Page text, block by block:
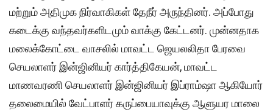
மற்றும் அதிமுக நிர்வாகிகள் தேநீர் அருந்தினர். அப்போது
கடைக்கு வந்தவர்களிடமும் வாக்கு கேட்டனர். முன்னதாக
மலைக்கோட்டை வாசலில் மாவட்ட ஜெயலலிதா பேரவை
செயலாளர் இன்ஜினியர் கார்த்திகேயன், மாவட்ட
மாணவரணி செயலாளர் இன்ஜினியர் இப்ராம்ஷா ஆகியோர்
தலைமையில் வேட்பாளர் கருப்பையாவுக்கு ஆளுயர மாலை